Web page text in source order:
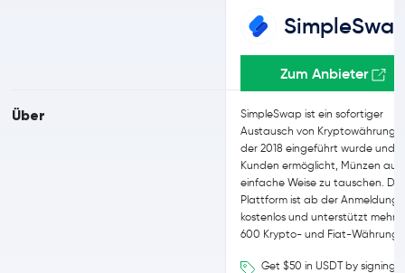
Über
Zum Anbieter
SimpleSwap ist ein sofortiger
Austausch von
der 2018 eingeführt wurde und
Kunden ermöglicht, Münzen auf
einfache Weise zu tauschen. Die
Plattform ist ab der Anmeldung
kostenlos und unterstützt mehr
600 Krypto- und Fiat-
Get $50 in USDT by signing